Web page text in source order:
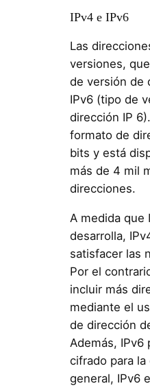
IPv4 e IPv6
Las
versiones,
de versión de
IPv6 (tipo de
dirección IP
formato de
bits y está
más de 4 mil
direcciones.
A medida que
desarrolla,
satisfacer las
Por el
incluir más
mediante el
de dirección
Además, IPv6
cifrado para la
general, IPv6